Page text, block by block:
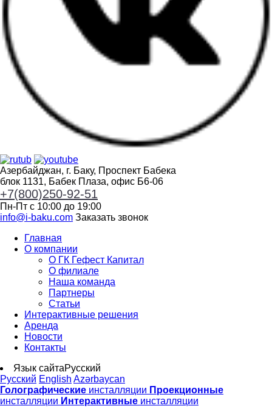
Азербайджан, г. Баку, Проспект Бабека
блок 1131, Бабек Плаза, офис Б6-06
+7(800)250-92-51
Пн-Пт с 10:00 до 19:00
info@i-baku.com Заказать звонок
Главная
О компании
О ГК Гефест Капитал
О филиале
Наша команда
Партнеры
Статьи
Интерактивные решения
Аренда
Новости
Контакты
Язык сайтаРусский
Русский English Azərbaycan
Голографические инсталляции Проекционные
инсталляции Интерактивные инсталляции